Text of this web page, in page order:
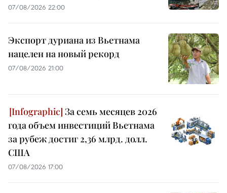
07/08/2026 22:00
Экспорт дуриана из Вьетнама
нацелен на новый рекорд
07/08/2026 21:00
За семь месяцев 2026
года объем инвестиций Вьетнама
за рубеж достиг 2,36 млрд. долл.
США
07/08/2026 17:00